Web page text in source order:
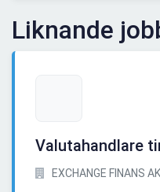
Liknande
Valutahandlare
EXCHANGE FINANS